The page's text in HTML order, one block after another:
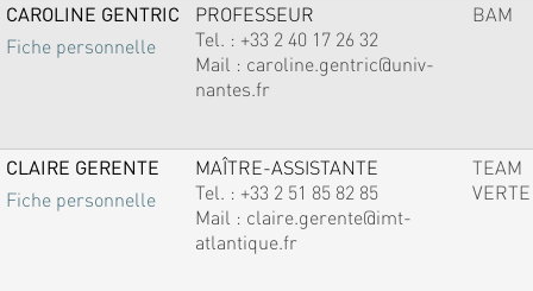
CAROLINE GENTRIC
Fiche personnelle
PROFESSEUR
Tel. : +33 2 40 17 26 32
Mail : caroline.gentric@univ-
nantes.fr
BAM
CLAIRE GERENTE
Fiche personnelle
MAÎTRE-ASSISTANTE
Tel. : +33 2 51 85 82 85
Mail : claire.gerente@imt-
atlantique.fr
TEAM
VERTE